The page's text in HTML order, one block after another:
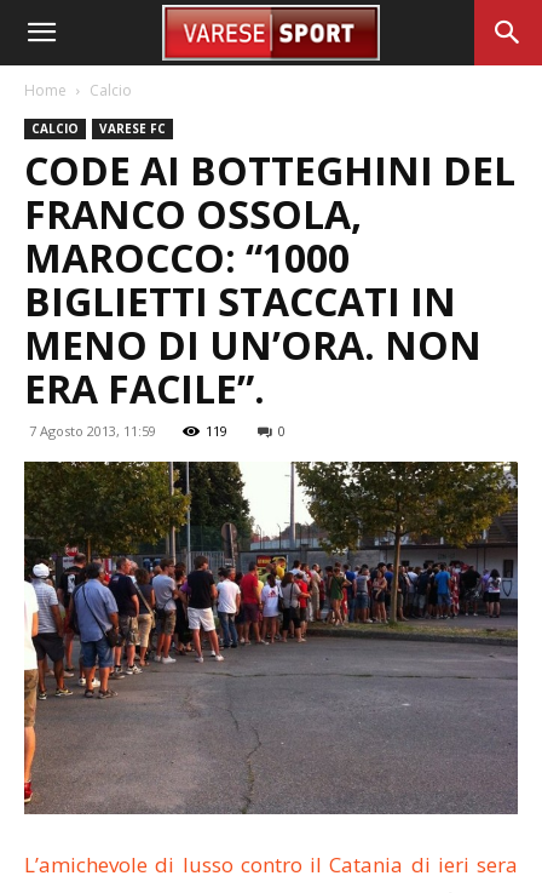
Home Calcio
CALCIO VARESE FC
CODE AI BOTTEGHINI DEL
FRANCO OSSOLA,
MAROCCO: “1000
BIGLIETTI STACCATI IN
MENO DI UN’ORA. NON
ERA FACILE”.
7 Agosto 2013, 11:59 119 0
L’amichevole di lusso contro il Catania di ieri sera